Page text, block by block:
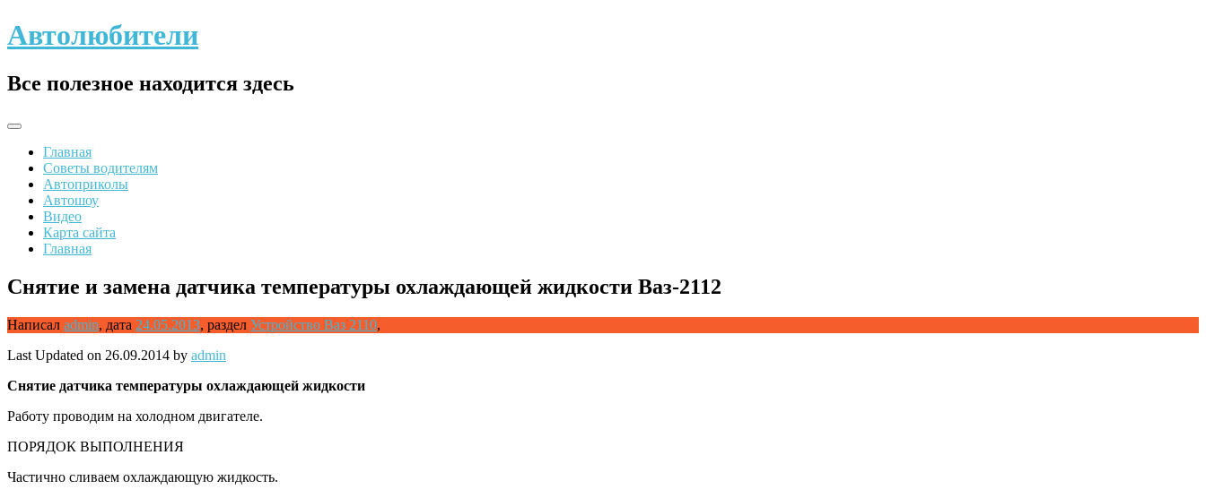
Skip
to
Автолюбители
Все полезное находится здесь
Главная
Советы водителям
Автоприколы
Автошоу
Видео
Карта сайта
Главная
Снятие и замена датчика температуры охлаждающей жидкости Ваз-2112
Написал admin, дата 24.05.2013, раздел Устройство Ваз 2110,
Last Updated on 26.09.2014 by admin
Снятие датчика температуры охлаждающей жидкости
Работу проводим на холодном двигателе.
ПОРЯДОК ВЫПОЛНЕНИЯ
Частично сливаем охлаждающую жидкость.